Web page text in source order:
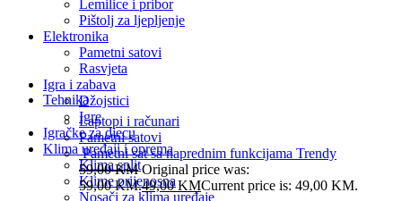
Lemilice i pribor
Pištolj za ljepljenje
Elektronika
Pametni satovi
Rasvjeta
Igra i zabava
Džojstici
Igre
Igračke za djecu
Klima uređaji i oprema
Klima split
Klime prijenosna
Nosači za klima uređaje
Tehnika
Laptopi i računari
Pametni satovi
Pametni sat sa naprednim funkcijama Trendy
59,00KM Original price was:
59,00 KM.49,00KMCurrent price is: 49,00 KM.